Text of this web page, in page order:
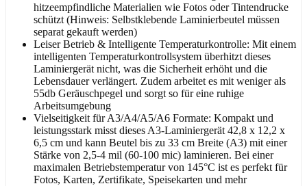
hitzeempfindliche Materialien wie Fotos oder Tintendrucke
schützt (Hinweis: Selbstklebende Laminierbeutel müssen
separat gekauft werden)
Leiser Betrieb & Intelligente Temperaturkontrolle: Mit einem
intelligenten Temperaturkontrollsystem überhitzt dieses
Laminiergerät nicht, was die Sicherheit erhöht und die
Lebensdauer verlängert. Zudem arbeitet es mit weniger als
55db Geräuschpegel und sorgt so für eine ruhige
Arbeitsumgebung
Vielseitigkeit für A3/A4/A5/A6 Formate: Kompakt und
leistungsstark misst dieses A3-Laminiergerät 42,8 x 12,2 x
6,5 cm und kann Beutel bis zu 33 cm Breite (A3) mit einer
Stärke von 2,5-4 mil (60-100 mic) laminieren. Bei einer
maximalen Betriebstemperatur von 145°C ist es perfekt für
Fotos, Karten, Zertifikate, Speisekarten und mehr